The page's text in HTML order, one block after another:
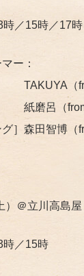
時／15時／17時
ー：
TAKUYA（
紙磨呂（
グ］森田智博（
）＠立川高島屋
時／15時